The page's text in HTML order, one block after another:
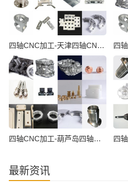
四轴CNC加工-天津四轴CNC数控加工
四轴CNC加工-葫芦岛四轴CNC数控加工
最新资讯